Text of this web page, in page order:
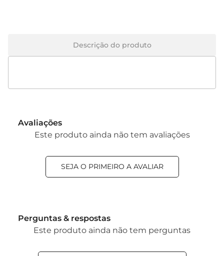
Descrição do produto
Avaliações
Este produto ainda não tem avaliações
SEJA O PRIMEIRO A AVALIAR
Perguntas & respostas
Este produto ainda não tem perguntas